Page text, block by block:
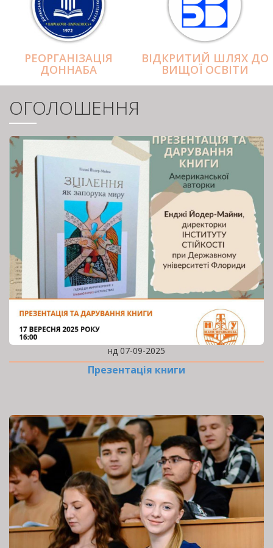
РЕОРГАНІЗАЦІЯ
ДОННАБА
ВІДКРИТИЙ ШЛЯХ ДО
ВИЩОЇ ОСВІТИ
ОГОЛОШЕННЯ
нд 07-09-2025
Презентація книги